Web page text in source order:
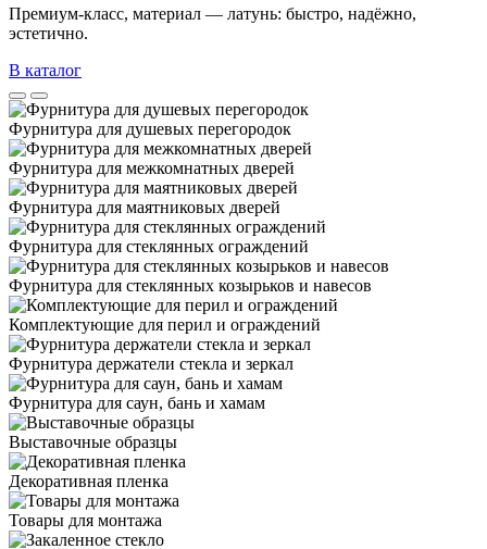
Премиум‑класс, материал — латунь: быстро, надёжно,
эстетично.
В каталог
Фурнитура для душевых перегородок
Фурнитура для межкомнатных дверей
Фурнитура для маятниковых дверей
Фурнитура для стеклянных ограждений
Фурнитура для стеклянных козырьков и навесов
Комплектующие для перил и ограждений
Фурнитура держатели стекла и зеркал
Фурнитура для саун, бань и хамам
Выставочные образцы
Декоративная пленка
Товары для монтажа